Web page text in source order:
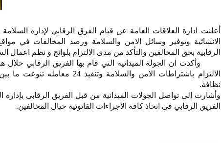
أعلنت ادارة العلاقات العامة عن قيام الفرق الرقابي لإدارة
الانشائية وتوفير وسائل الامن والسلامة ورصد المخالفات في
الرقابية بحق المخالفين والتأكد من مدى الالتزام بلوائح و نظم اعمال
الالتزام باشتراطات الامن
نظافة.
وأشارت إلى تواصل الجولات الميدانية من قبل الفريق الرقابي
الفريق الرقابي في اتخاذ كافة الاجراءات القانونية حيال المخالفين.